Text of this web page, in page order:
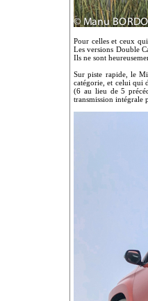
Pour celles et ceux
Les versions Double
Ils ne sont
Sur piste rapide, le
catégorie, et celui qui
(6 au lieu de 5
transmission intégrale